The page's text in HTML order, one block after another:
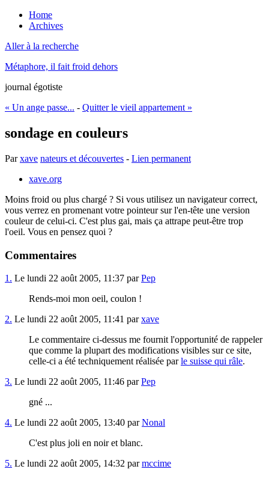
Home
Archives
Aller à la recherche
Métaphore, il fait froid dehors
journal égotiste
« Un ange passe... - Quitter le vieil appartement »
sondage en couleurs
Parxave nateurs et découvertes - Lien permanent
xave.org
Moins froid ou plus chargé ? Si vous utilisez un navigateur correct,
vous verrez en promenant votre pointeur sur l'en-tête une version
couleur de celui-ci. C'est plus gai, mais ça attrape peut-être trop
l'oeil. Vous en pensez quoi ?
Commentaires
1. Le lundi 22 août 2005, 11:37 parPep
Rends-moi mon oeil, coulon !
2. Le lundi 22 août 2005, 11:41 parxave
Le commentaire ci-dessus me fournit l'opportunité de rappeler
que comme la plupart des modifications visibles sur ce site,
celle-ci a été techniquement réalisée parle suisse qui râle.
3. Le lundi 22 août 2005, 11:46 parPep
gné ...
4. Le lundi 22 août 2005, 13:40 parNonal
C'est plus joli en noir et blanc.
5. Le lundi 22 août 2005, 14:32 parmccime